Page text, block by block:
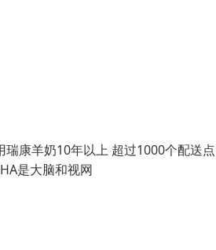
康羊奶10年以上 超过1000个配送
是大脑和视网